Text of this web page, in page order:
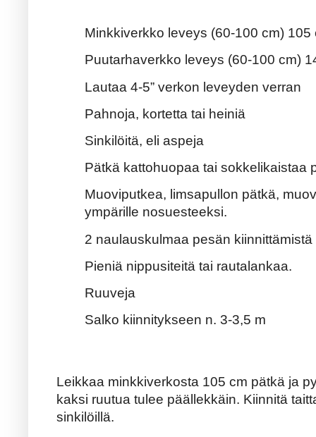
Minkkiverkko leveys (60-100 cm)
Puutarhaverkko leveys (60-100 cm)
Lautaa 4-5” verkon leveyden verran
Pahnoja, kortetta tai heiniä
Sinkilöitä, eli aspeja
Pätkä kattohuopaa tai sokkelikaistaa
Muoviputkea, limsapullon pätkä,
ympärille nosuesteeksi.
2 naulauskulmaa pesän
Pieniä nippusiteitä tai rautalankaa.
Ruuveja
Salko kiinnitykseen n. 3-3,5 m
Leikkaa minkkiverkosta 105 cm pätkä ja
kaksi ruutua tulee päällekkäin. Kiinnitä
sinkilöillä.